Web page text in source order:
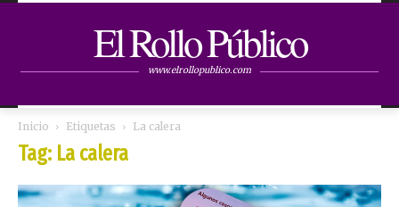
El Rollo Público
www.elrollopublico.com
Inicio Etiquetas La calera
Tag: La calera